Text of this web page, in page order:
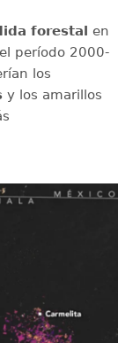
forestal en
período 2000-
los
y los amarillos